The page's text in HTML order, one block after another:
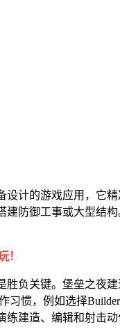
设计的游戏应用，它
防御工事或大型结
！
负关键。堡垒之夜
惯，例如选择
建造、编辑和射击